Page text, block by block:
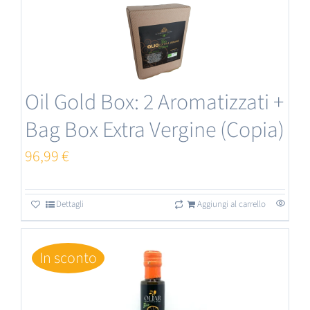
Oil Gold Box: 2 Aromatizzati +
Bag Box Extra Vergine (Copia)
96,99€
Aggiungi al carrello
Dettagli
In sconto